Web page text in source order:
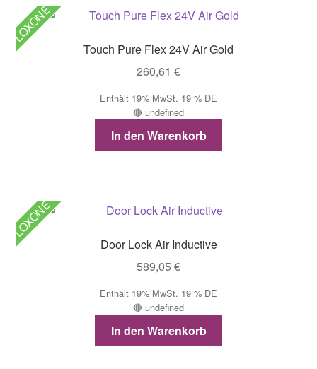
LOXONE
Touch Pure Flex 24V Air Gold
260,61 €
Enthält 19% MwSt. 19 % DE
🔴 undefined
In den Warenkorb
LOXONE
Door Lock Air Inductive
589,05 €
Enthält 19% MwSt. 19 % DE
🔴 undefined
In den Warenkorb